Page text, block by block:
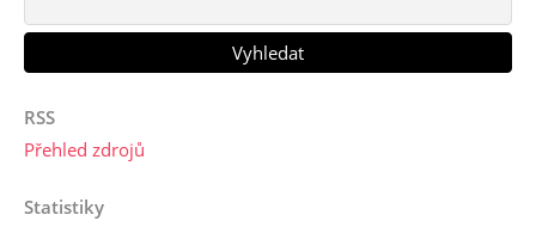
RSS
Přehled zdrojů
Statistiky